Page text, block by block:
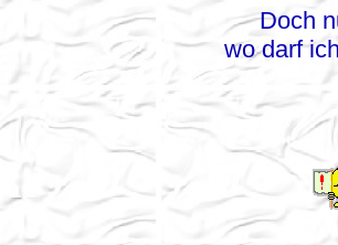
Doch
wo darf